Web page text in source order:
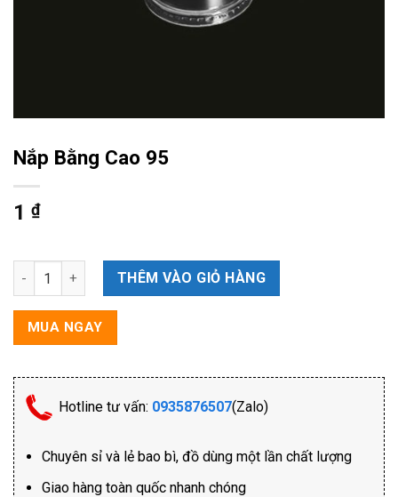
Nắp Bằng Cao 95
1 ₫
Nắp Bằng Cao 95 số lượngTHÊM VÀO GIỎ HÀNG
MUA NGAY
Hotline tư vấn: 0935876507(Zalo)
Chuyên sỉ và lẻ bao bì, đồ dùng một lần chất lượng
Giao hàng toàn quốc nhanh chóng